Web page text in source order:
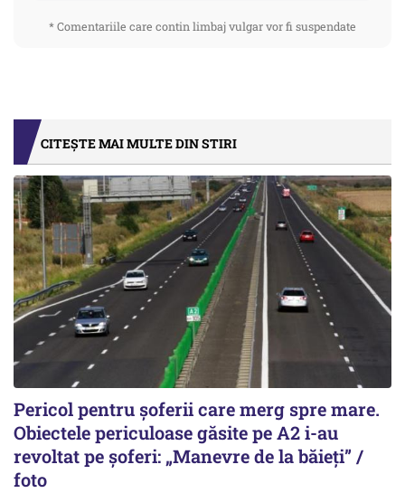
* Comentariile care contin limbaj vulgar vor fi suspendate
CITEȘTE MAI MULTE DIN STIRI
Pericol pentru șoferii care merg spre mare.
Obiectele periculoase găsite pe A2 i-au
revoltat pe șoferi: „Manevre de la băieți” /
foto